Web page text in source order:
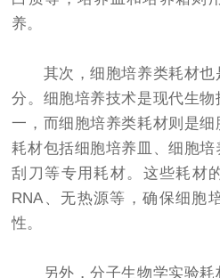
养。
其次，细胞培养类耗材也
分。细胞培养技术是现代生
一，而细胞培养类耗材则是
耗材包括细胞培养皿、细胞
刮刀等专用耗材。这些耗材
RNA、无热源等，确保细胞
性。
另外，分子生物学实验耗